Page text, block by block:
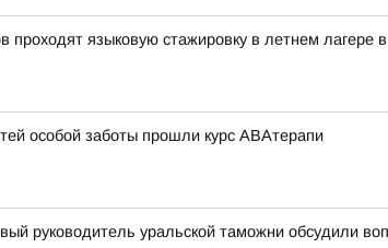
проходят языковую стажировку в летнем лагере
особой заботы прошли курс АВАтерапи
руководитель уральской таможни обсудили